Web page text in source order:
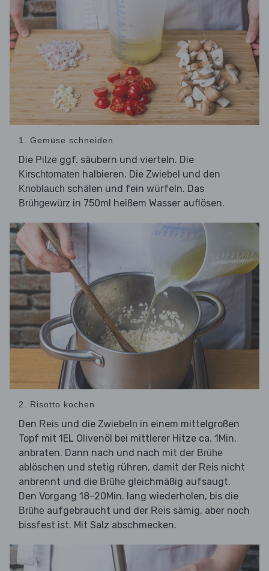
1. Gemüse schneiden
Die Pilze ggf. säubern und vierteln. Die
Kirschtomaten halbieren. Die Zwiebel und den
Knoblauch schälen und fein würfeln. Das
Brühgewürz in 750ml heißem Wasser auflösen.
2. Risotto kochen
Den Reis und die Zwiebeln in einem mittelgroßen
Topf mit 1EL Olivenöl bei mittlerer Hitze ca. 1Min.
anbraten. Dann nach und nach mit der Brühe
ablöschen und stetig rühren, damit der Reis nicht
anbrennt und die Brühe gleichmäßig aufsaugt.
Den Vorgang 18–20Min. lang wiederholen, bis die
Brühe aufgebraucht und der Reis sämig, aber noch
bissfest ist. Mit Salz abschmecken.